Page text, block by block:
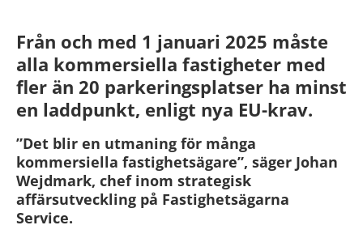
Från och med 1 januari 2025 måste
alla kommersiella fastigheter med
fler än 20 parkeringsplatser ha minst
en laddpunkt, enligt nya EU-krav.
”Det blir en utmaning för många
kommersiella fastighetsägare”, säger Johan
Wejdmark, chef inom strategisk
affärsutveckling på Fastighetsägarna
Service.